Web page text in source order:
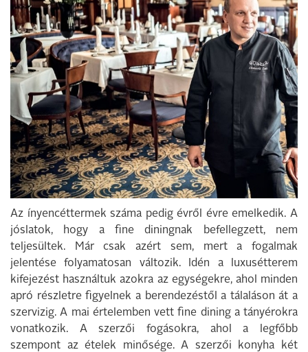
Az ínyencéttermek száma pedig évről évre emelkedik. A
jóslatok, hogy a fine diningnak befellegzett, nem
teljesültek. Már csak azért sem, mert a fogalmak
jelentése folyamatosan változik. Idén a luxusétterem
kifejezést használtuk azokra az egységekre, ahol minden
apró részletre figyelnek a berendezéstől a tálaláson át a
szervizig. A mai értelemben vett fine dining a tányérokra
vonatkozik. A szerzői fogásokra, ahol a legfőbb
szempont az ételek minősége. A szerzői konyha két